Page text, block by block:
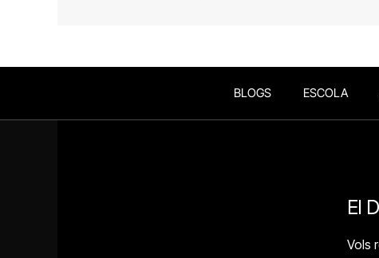
BLOGS ESCOLA